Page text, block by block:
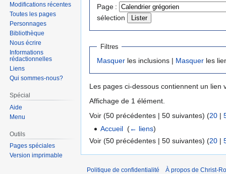
navigation
recherche
Page :
sélection
Filtres
Masquer les inclusions | Masquer les
Les pages ci-dessous contiennent un lien
Affichage de 1 élément.
Voir (50 précédentes | 50 suivantes) (20 |
Accueil ‎(← liens)
Voir (50 précédentes | 50 suivantes) (20 |
Modifications récentes
Toutes les pages
Personnages
Bibliothèque
Nous écrire
Informations
rédactionnelles
Liens
Qui sommes-nous?
Spécial
Aide
Menu
Outils
Pages spéciales
Version imprimable
Politique de confidentialité À propos de Christ-